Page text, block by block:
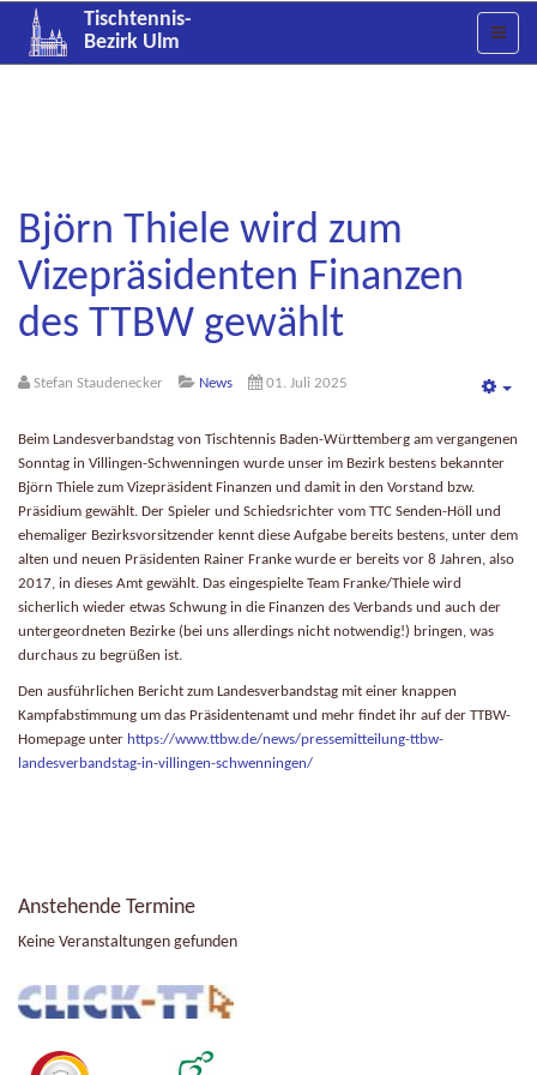
Tischtennis-
Bezirk Ulm
Björn Thiele wird zum
Vizepräsidenten Finanzen
des TTBW gewählt
Stefan Staudenecker News 01. Juli 2025
Beim Landesverbandstag von Tischtennis Baden-Württemberg am vergangenen
Sonntag in Villingen-Schwenningen wurde unser im Bezirk bestens bekannter
Björn Thiele zum Vizepräsident Finanzen und damit in den Vorstand bzw.
Präsidium gewählt. Der Spieler und Schiedsrichter vom TTC Senden-Höll und
ehemaliger Bezirksvorsitzender kennt diese Aufgabe bereits bestens, unter dem
alten und neuen Präsidenten Rainer Franke wurde er bereits vor 8 Jahren, also
2017, in dieses Amt gewählt. Das eingespielte Team Franke/Thiele wird
sicherlich wieder etwas Schwung in die Finanzen des Verbands und auch der
untergeordneten Bezirke (bei uns allerdings nicht notwendig!) bringen, was
durchaus zu begrüßen ist.
Den ausführlichen Bericht zum Landesverbandstag mit einer knappen
Kampfabstimmung um das Präsidentenamt und mehr findet ihr auf der TTBW-
Homepage unter https://www.ttbw.de/news/pressemitteilung-ttbw-
landesverbandstag-in-villingen-schwenningen/
Anstehende Termine
Keine Veranstaltungen gefunden